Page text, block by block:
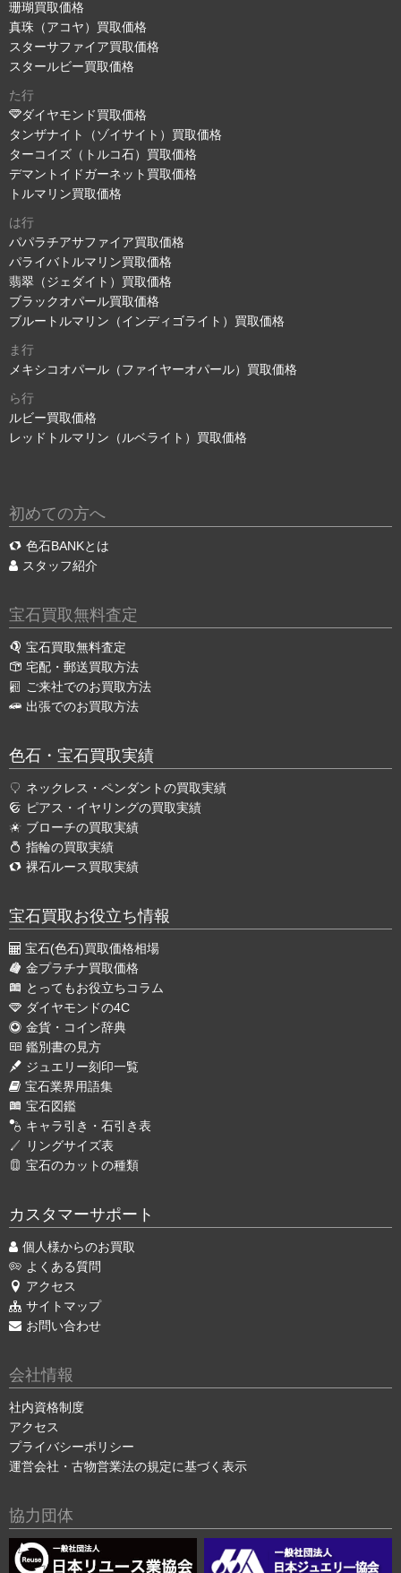
珊瑚買取価格
真珠（アコヤ）買取価格
スターサファイア買取価格
スタールビー買取価格
た行
ダイヤモンド買取価格
タンザナイト（ゾイサイト）買取価格
ターコイズ（トルコ石）買取価格
デマントイドガーネット買取価格
トルマリン買取価格
は行
パパラチアサファイア買取価格
パライバトルマリン買取価格
翡翠（ジェダイト）買取価格
ブラックオパール買取価格
ブルートルマリン（インディゴライト）買取価格
ま行
メキシコオパール（ファイヤーオパール）買取価格
ら行
ルビー買取価格
レッドトルマリン（ルベライト）買取価格
初めての方へ
色石BANKとは
スタッフ紹介
宝石買取無料査定
宝石買取無料査定
宅配・郵送買取方法
ご来社でのお買取方法
出張でのお買取方法
色石・宝石買取実績
ネックレス・ペンダントの買取実績
ピアス・イヤリングの買取実績
ブローチの買取実績
指輪の買取実績
裸石ルース買取実績
宝石買取お役立ち情報
宝石(色石)買取価格相場
金プラチナ買取価格
とってもお役立ちコラム
ダイヤモンドの4C
金貨・コイン辞典
鑑別書の見方
ジュエリー刻印一覧
宝石業界用語集
宝石図鑑
キャラ引き・石引き表
リングサイズ表
宝石のカットの種類
カスタマーサポート
個人様からのお買取
よくある質問
アクセス
サイトマップ
お問い合わせ
会社情報
社内資格制度
アクセス
プライバシーポリシー
運営会社・古物営業法の規定に基づく表示
協力団体